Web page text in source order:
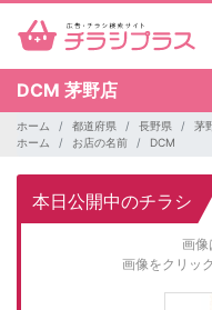
DCM 茅野店
ホーム 都道府県 長野県
茅
ホーム
お店の名前 DCM
本日公開中のチラシ
画像
画像をクリッ